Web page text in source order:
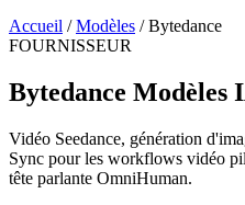
Accueil / Modèles / Bytedance
FOURNISSEUR
Bytedance Modèles
Vidéo Seedance, génération
Sync pour les workflows vidéo
tête parlante OmniHuman.